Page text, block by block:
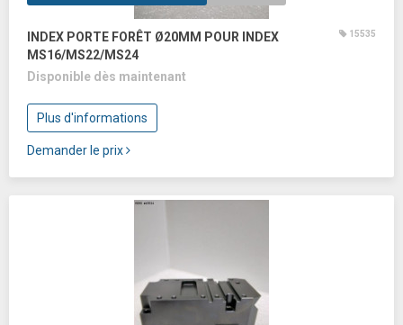
INDEX PORTE FORÊT Ø20MM POUR INDEX
MS16/MS22/MS24
15535
Disponible dès maintenant
Plus d'informations
Demander le prix